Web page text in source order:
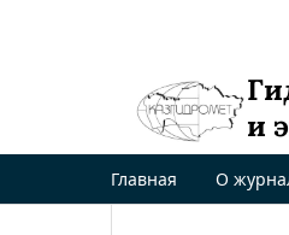
и
Главная О